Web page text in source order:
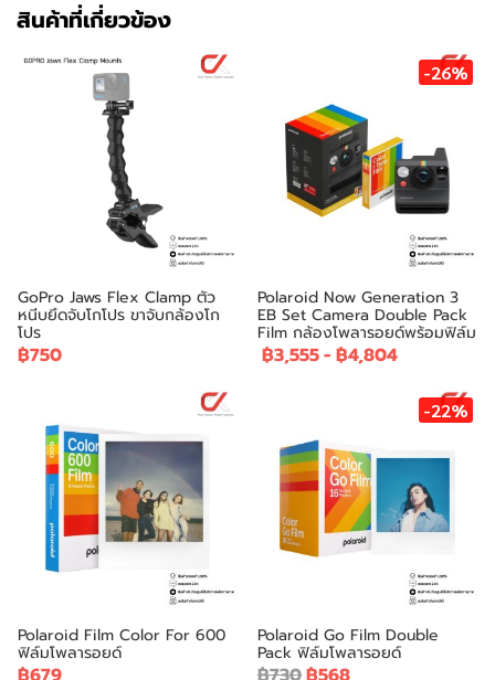
สินค้าที่เกี่ยวข้อง
GoPro Jaws Flex Clamp ตัว
หนีบยึดจับโกโปร ขาจับกล้องโก
โปร
฿750
-26%
Polaroid Now Generation 3
EB Set Camera Double Pack
Film กล้องโพลารอยด์พร้อมฟิล์ม
฿3,555- ฿4,804
Polaroid Film Color For 600
ฟิล์มโพลารอยด์
-22%
Polaroid Go Film Double
Pack ฟิล์มโพลารอยด์